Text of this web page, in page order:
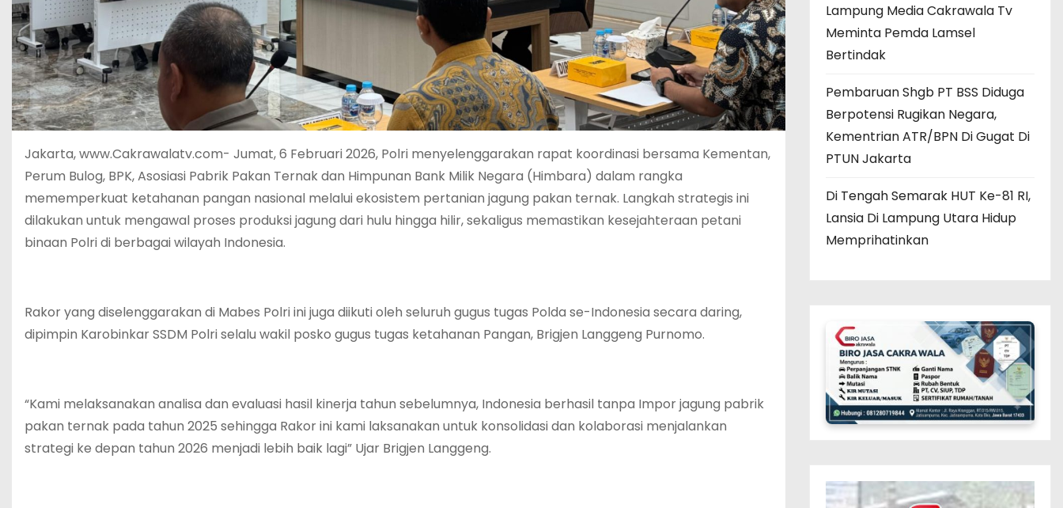
Jakarta, www.Cakrawalatv.com- Jumat, 6 Februari 2026, Polri menyelenggarakan rapat koordinasi bersama Kementan,
Perum Bulog, BPK, Asosiasi Pabrik Pakan Ternak dan Himpunan Bank Milik Negara (Himbara) dalam rangka
mememperkuat ketahanan pangan nasional melalui ekosistem pertanian jagung pakan ternak. Langkah strategis ini
dilakukan untuk mengawal proses produksi jagung dari hulu hingga hilir, sekaligus memastikan kesejahteraan petani
binaan Polri di berbagai wilayah Indonesia.
Rakor yang diselenggarakan di Mabes Polri ini juga diikuti oleh seluruh gugus tugas Polda se-Indonesia secara daring,
dipimpin Karobinkar SSDM Polri selalu wakil posko gugus tugas ketahanan Pangan, Brigjen Langgeng Purnomo.
“Kami melaksanakan analisa dan evaluasi hasil kinerja tahun sebelumnya, Indonesia berhasil tanpa Impor jagung pabrik
pakan ternak pada tahun 2025 sehingga Rakor ini kami laksanakan untuk konsolidasi dan kolaborasi menjalankan
strategi ke depan tahun 2026 menjadi lebih baik lagi” Ujar Brigjen Langgeng.
Lampung Media Cakrawala Tv
Meminta Pemda Lamsel
Bertindak
Pembaruan Shgb PT BSS Diduga
Berpotensi Rugikan Negara,
Kementrian ATR/BPN Di Gugat Di
PTUN Jakarta
Di Tengah Semarak HUT Ke-81 RI,
Lansia Di Lampung Utara Hidup
Memprihatinkan